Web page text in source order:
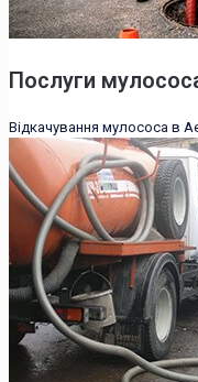
Послуги
Відкачування мулососа в